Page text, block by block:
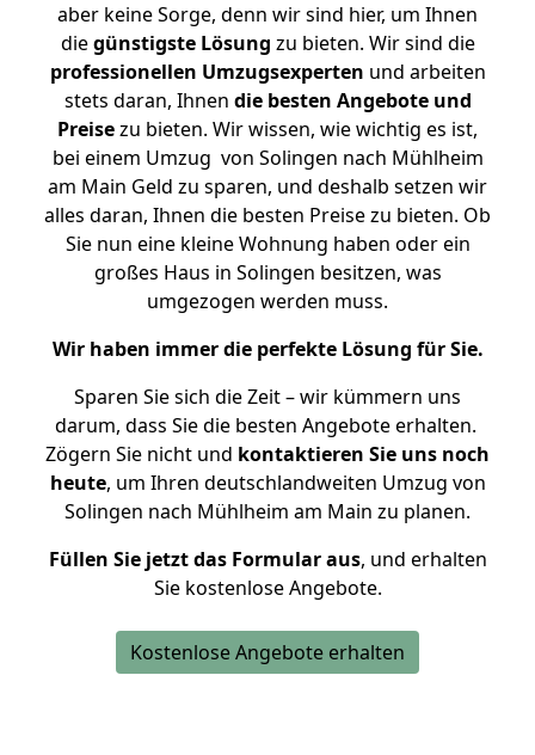
aber keine Sorge, denn wir sind hier, um Ihnen
diegünstigste Lösung zu bieten. Wir sind die
professionellen Umzugsexperten und arbeiten
stets daran, Ihnen die besten Angebote und
Preisezu bieten. Wir wissen, wie wichtig es ist,
bei einem Umzug von Solingen nach Mühlheim
am Main Geld zu sparen, und deshalb setzen wir
alles daran, Ihnen die besten Preise zu bieten. Ob
Sie nun eine kleine Wohnung haben oder ein
großes Haus in Solingen besitzen, was
umgezogen werden muss.
Wir haben immer die perfekte Lösung für Sie.
Sparen Sie sich die Zeit – wir kümmern uns
darum, dass Sie die besten Angebote erhalten.
Zögern Sie nicht und kontaktieren Sie uns noch
heute, um Ihren deutschlandweiten Umzug von
Solingen nach Mühlheim am Main zu planen.
Füllen Sie jetzt das Formular aus, und erhalten
Sie kostenlose Angebote.
Kostenlose Angebote erhalten